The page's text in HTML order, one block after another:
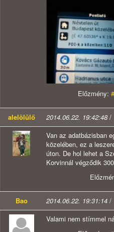
Előzmény:
alelölülő 2014.06.22. 19:42:48 /
Van az adatbázisban
közelében, ez a
úton. De hol lehet a
Korvinnál végződik
Bao 2014.06.22. 19:31:14 /
Valami nem stímmel